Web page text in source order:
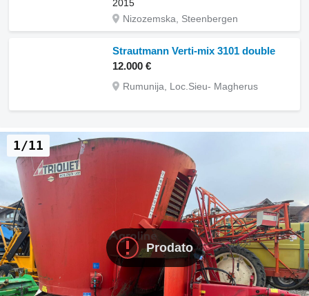
2015
Nizozemska, Steenbergen
Strautmann Verti-mix 3101 double
12.000 €
Rumunija, Loc.Sieu- Magherus
Prodato
1/11